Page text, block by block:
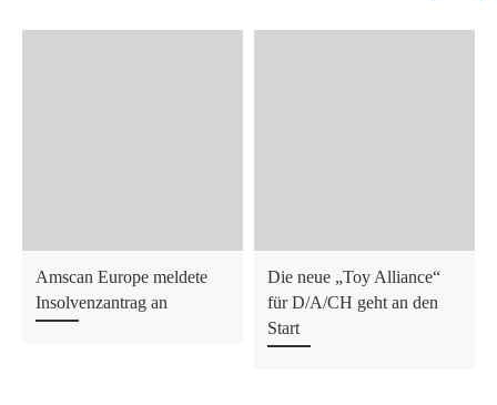
Amscan Europe meldete
Insolvenzantrag an
Die neue „Toy Alliance“
für D/A/CH geht an den
Start